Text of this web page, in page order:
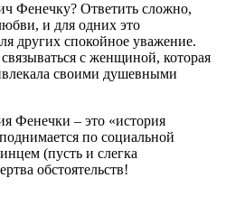
Фенечку? Ответить сложно,
и для одних это
других спокойное уважение.
с женщиной, которая
своими душевными
Фенечки – это «история
по социальной
(пусть и слегка
обстоятельств!